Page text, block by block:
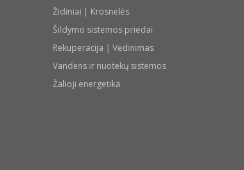
Židiniai | Krosnelės
Šildymo sistemos priedai
Rekuperacija | Vėdinimas
Vandens ir nuotekų sistemos
Žalioji energetika